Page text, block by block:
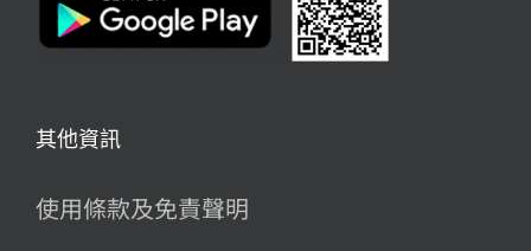
其他資訊
使用條款及免責聲明